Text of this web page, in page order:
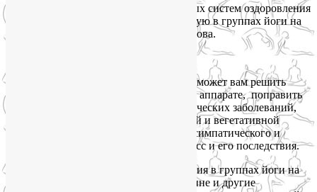
йогатерапии в Институте традиционных систем оздоровления
(ректор — доктор С.Н.Агапкин), которую в группах йоги на
Соколе как раз и представляет Лия Волова.
Йога на Октябрьском поле и Соколе поможет вам решить
много проблем в опорно-двигательном аппарате, поправить
осанку, избавиться от некоторых хронических заболеваний,
оптимизировать состояние центральной и вегетативной
нервных систем, восстановить баланс симпатического и
парасимпатического тонуса, снять стресс и его последствия.
Основные оздоровительные направления в группах йоги на
Соколе и Октябрьском поле: боли в спине и другие